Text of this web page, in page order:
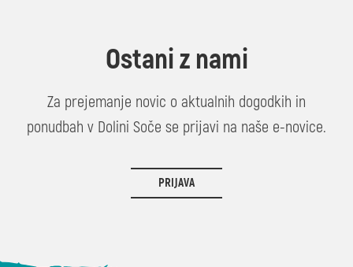
Ostani z nami
Za prejemanje novic o aktualnih dogodkih in
ponudbah v Dolini Soče se prijavi na naše e-novice.
PRIJAVA